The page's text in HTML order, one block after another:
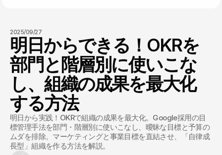
2025/09/27
明日からできる！OKRを
部門と階層別に使いこな
し、組織の成果を最大化
する方法
明日から実践！OKRで組織の成果を最大化。Google採用の目
標管理手法を部門・階層別に使いこなし、曖昧な目標と予算の
ムダを排除。マーケティングと事業目標を直結させ、「自律成
長型」組織を作る方法を解説。